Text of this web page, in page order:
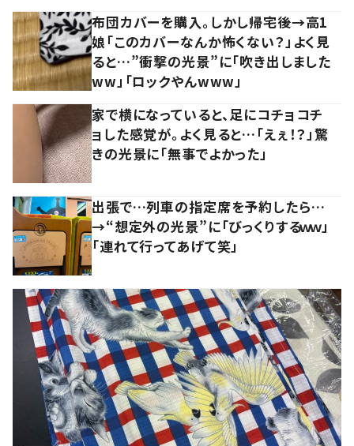
布団カバーを購入。しかし帰宅後→高1
娘「このカバーなんか怖くない？」よく見
ると…”衝撃の光景”に「吹き出しました
ww」「ロックやんwww」
家で横になっていると、足にコチョコチ
ョした感覚が。よく見ると…「えぇ！？」驚
きの光景に「無事でよかった」
出張で…列車の指定席を予約したら…
→“想定外の光景”に「びっくりするｗｗ」
「連れて行ってあげて笑」